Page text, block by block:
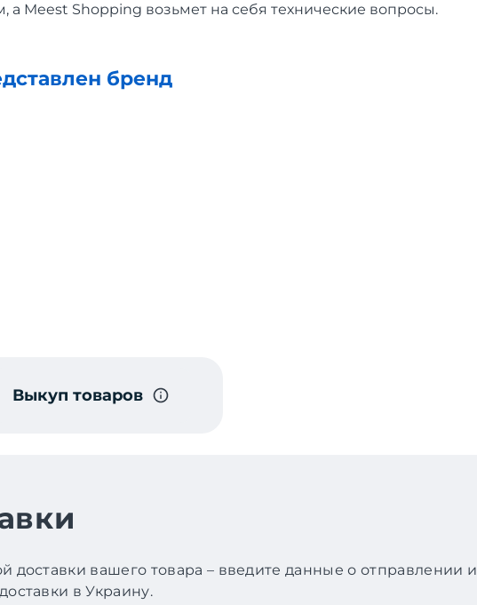
а Meest Shopping возьмет на себя технические вопросы.
бренд
Выкуп товаров
доставки вашего товара – введите данные о отправлении и
в Украину.